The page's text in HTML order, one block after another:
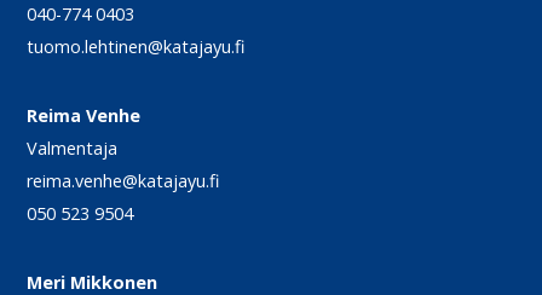
040-774 0403
tuomo.lehtinen@katajayu.fi
Reima Venhe
Valmentaja
reima.venhe@katajayu.fi
050 523 9504
Meri Mikkonen